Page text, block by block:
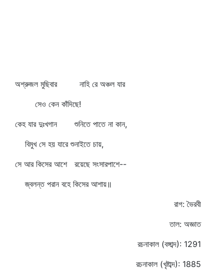
অশ্রুজল মুছিবার নাহি রে অঞ্চল যার
সেও কেন কাঁদিছে!
কেহ যার দুঃখগান শুনিতে পাতে না কান,
বিমুখ সে হয় যারে শুনাইতে চায়,
সে আর কিসের আশে রয়েছে সংসারপাশে--
জ্বলন্ত পরান বহে কিসের আশায়॥
রাগ: ভৈরবী
তাল: অজ্ঞাত
রচনাকাল (বঙ্গাব্দ): 1291
রচনাকাল (খৃষ্টাব্দ): 1885